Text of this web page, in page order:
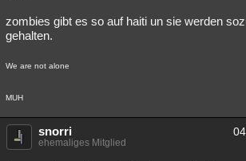
zombies gibt es so auf haiti un sie werden
gehalten.
We are not alone
MUH
snorri
ehemaliges Mitglied